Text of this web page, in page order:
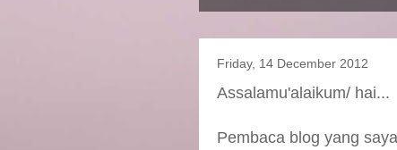
Friday, 14 December 2012
Assalamu'alaikum/ hai...
Pembaca blog yang